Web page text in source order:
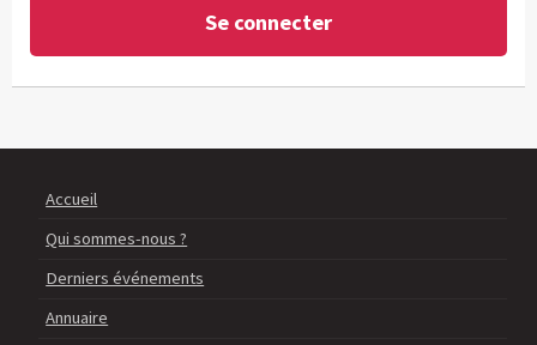
Accueil
Qui sommes-nous ?
Derniers événements
Annuaire